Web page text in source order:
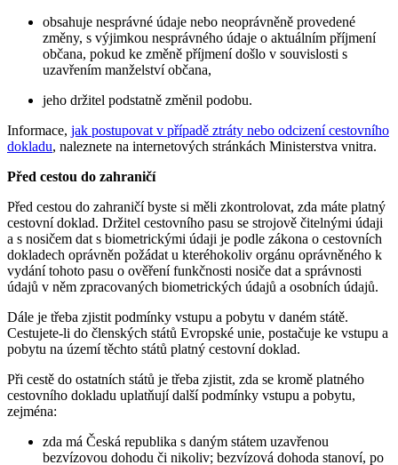
obsahuje nesprávné údaje nebo neoprávněně provedené
změny, s výjimkou nesprávného údaje o aktuálním příjmení
občana, pokud ke změně příjmení došlo v souvislosti s
uzavřením manželství občana,
jeho držitel podstatně změnil podobu.
Informace, jak postupovat v případě ztráty nebo odcizení cestovního
dokladu, naleznete na internetových stránkách Ministerstva vnitra.
Před cestou do zahraničí
Před cestou do zahraničí byste si měli zkontrolovat, zda máte platný
cestovní doklad. Držitel cestovního pasu se strojově čitelnými údaji
a s nosičem dat s biometrickými údaji je podle zákona o cestovních
dokladech oprávněn požádat u kteréhokoliv orgánu oprávněného k
vydání tohoto pasu o ověření funkčnosti nosiče dat a správnosti
údajů v něm zpracovaných biometrických údajů a osobních údajů.
Dále je třeba zjistit podmínky vstupu a pobytu v daném státě.
Cestujete-li do členských států Evropské unie, postačuje ke vstupu a
pobytu na území těchto států platný cestovní doklad.
Při cestě do ostatních států je třeba zjistit, zda se kromě platného
cestovního dokladu uplatňují další podmínky vstupu a pobytu,
zejména:
zda má Česká republika s daným státem uzavřenou
bezvízovou dohodu či nikoliv; bezvízová dohoda stanoví, po